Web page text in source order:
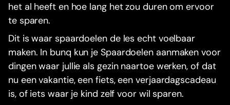
het al heeft en hoe lang het zou duren om ervoor
te sparen.
Dit is waar spaardoelen de les echt voelbaar
maken. In bunq kun je Spaardoelen aanmaken voor
dingen waar jullie als gezin naartoe werken, of dat
nu een vakantie, een fiets, een verjaardagscadeau
is, of iets waar je kind zelf voor wil sparen.